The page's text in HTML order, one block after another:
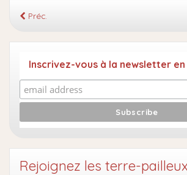
Préc.
Inscrivez-vous à la newsletter
Rejoignez les terre-pailleux